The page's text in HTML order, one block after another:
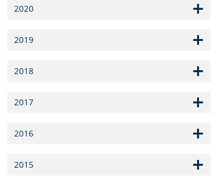
2020
2019
2018
2017
2016
2015